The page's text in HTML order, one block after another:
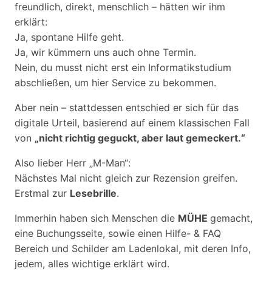
freundlich, direkt, menschlich – hätten wir ihm
erklärt:
Ja, spontane Hilfe geht.
Ja, wir kümmern uns auch ohne Termin.
Nein, du musst nicht erst ein Informatikstudium
abschließen, um hier Service zu bekommen.
Aber nein – stattdessen entschied er sich für das
digitale Urteil, basierend auf einem klassischen Fall
von „nicht richtig geguckt, aber laut gemeckert.“
Also lieber Herr „M-Man“:
Nächstes Mal nicht gleich zur Rezension greifen.
Erstmal zur Lesebrille.
Immerhin haben sich Menschen die MÜHE gemacht,
eine Buchungsseite, sowie einen Hilfe- & FAQ
Bereich und Schilder am Ladenlokal, mit deren Info,
jedem, alles wichtige erklärt wird.